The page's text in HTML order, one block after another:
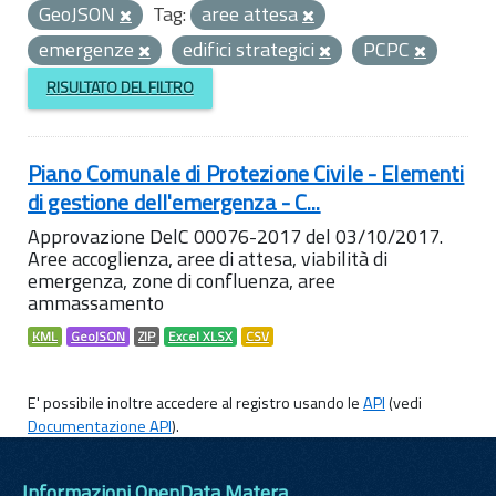
GeoJSON
Tag: aree attesa
emergenze
edifici strategici PCPC
RISULTATO DEL FILTRO
Piano Comunale di Protezione Civile - Elementi
di gestione dell'emergenza - C...
Approvazione DelC 00076-2017 del 03/10/2017.
Aree accoglienza, aree di attesa, viabilità di
emergenza, zone di confluenza, aree
ammassamento
KML GeoJSON ZIP Excel XLSX CSV
E' possibile inoltre accedere al registro usando leAPI(vedi
Documentazione API).